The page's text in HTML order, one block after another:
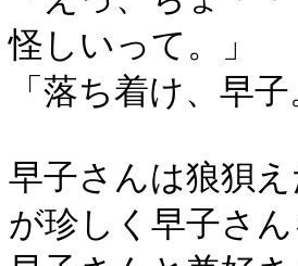
怪しいって。」
「落ち着け、早
早子さんは狼狽
が珍しく早子さ